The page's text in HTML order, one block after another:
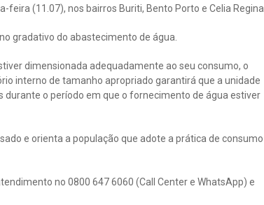
(11.07), nos bairros Buriti, Bento Porto e Celia Regina.
gradativo do abastecimento de água.
dimensionada adequadamente ao seu consumo, o
interno de tamanho apropriado garantirá que a unidade
o período em que o fornecimento de água estiver
e orienta a população que adote a prática de consumo
no 0800 647 6060 (Call Center e WhatsApp) e